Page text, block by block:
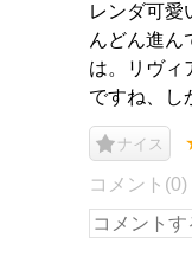
レンダ可愛
んどん進ん
は。リヴィ
ですね、し
ナイス
コメント(0)